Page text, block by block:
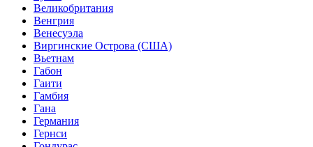
Великобритания
Венгрия
Венесуэла
Виргинские Острова (США)
Вьетнам
Габон
Гаити
Гамбия
Гана
Германия
Гернси